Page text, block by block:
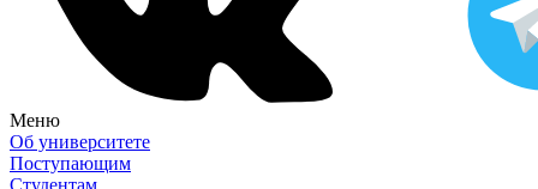
Меню
Об университете
Поступающим
Врачам и провизорам
Пациентам